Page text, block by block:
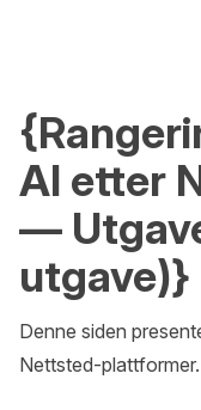
AI etter
—
utgave)}
Denne siden
Nettsted-plattformer.